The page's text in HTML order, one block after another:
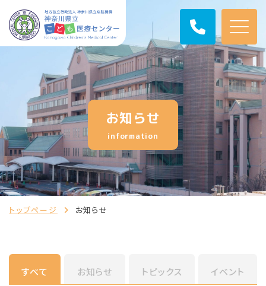
お知らせ
information
トップページ お知らせ
すべて お知らせ トピックス イベント